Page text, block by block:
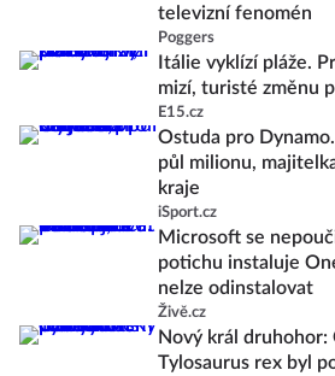
televizní fenomén
Poggers
Itálie vyklízí pláže.
mizí, turisté změnu
E15.cz
Ostuda pro
půl milionu,
kraje
iSport.cz
Microsoft se
potichu instaluje
nelze odinstalovat
Živě.cz
Nový král druhohor:
Tylosaurus rex byl